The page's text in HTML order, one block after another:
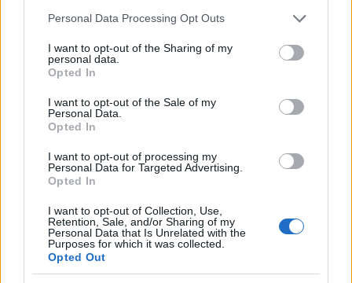
Please note that this website/app uses one or more Google
not limited to your visit or usage behaviour. You may click to
grant or deny consent to Google and its third-party tags to
use your data for below specified purposes in below Google
consent section.
Personal Data Processing Opt Outs
I want to opt-out of the Sharing of my
personal data.
Opted In
I want to opt-out of the Sale of my
Personal Data.
Opted In
I want to opt-out of processing my
Personal Data for Targeted Advertising.
Opted In
I want to opt-out of Collection, Use,
Retention, Sale, and/or Sharing of my
Personal Data that Is Unrelated with the
Purposes for which it was collected.
Opted Out
stúdió: Mafilm